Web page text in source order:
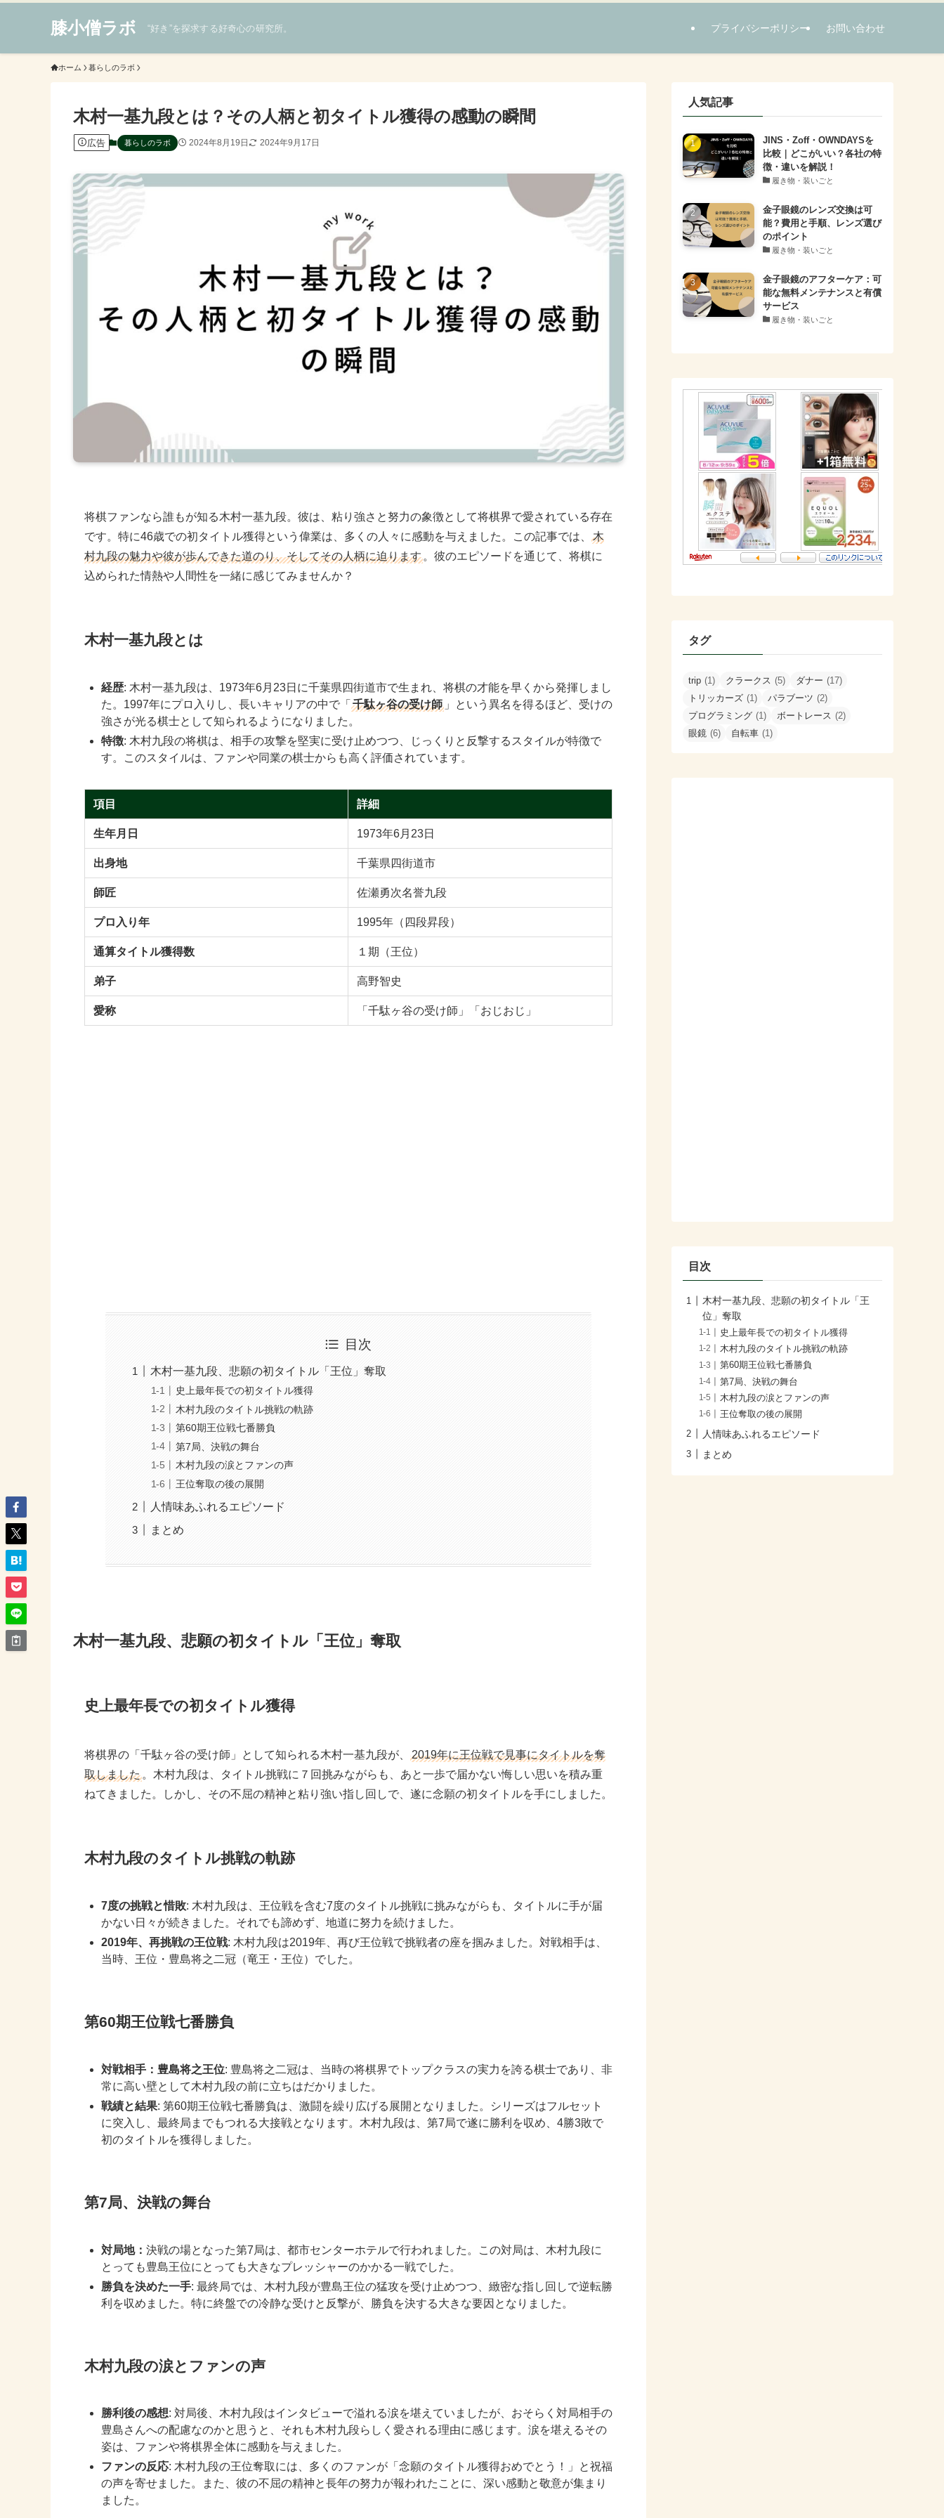
膝小僧ラボ “好き”を探求する好奇心の研究所。 プライバシーポリシー お問い合わせ
ホーム 暮らしのラボ
木村一基九段とは？その人柄と初タイトル獲得の感動の瞬間
広告 暮らしのラボ 2024年8月19日 2024年9月17日
将棋ファンなら誰もが知る木村一基九段。彼は、粘り強さと努力の象徴として将棋界で愛されている存在
です。特に46歳での初タイトル獲得という偉業は、多くの人々に感動を与えました。この記事では、
木
村九段の魅力や彼が歩んできた道のり、そしてその人柄に迫ります 。彼のエピソードを通じて、将棋に
込められた情熱や人間性を一緒に感じてみませんか？
木村一基九段とは
経歴: 木村一基九段は、1973年6月23日に千葉県四街道市で生まれ、将棋の才能を早くから発揮しまし
た。1997年にプロ入りし、長いキャリアの中で「 千駄ヶ谷の受け師 」という異名を得るほど、受けの
強さが光る棋士として知られるようになりました。
特徴: 木村九段の将棋は、相手の攻撃を堅実に受け止めつつ、じっくりと反撃するスタイルが特徴で
す。このスタイルは、ファンや同業の棋士からも高く評価されています。
項目 詳細
生年月日 1973年6月23日
出身地 千葉県四街道市
師匠 佐瀬勇次名誉九段
プロ入り年 1995年（四段昇段）
通算タイトル獲得数 １期（王位）
弟子 高野智史
愛称 「千駄ヶ谷の受け師」「おじおじ」
目次
木村一基九段、悲願の初タイトル「王位」奪取
史上最年長での初タイトル獲得
木村九段のタイトル挑戦の軌跡
第60期王位戦七番勝負
第7局、決戦の舞台
木村九段の涙とファンの声
王位奪取の後の展開
人情味あふれるエピソード
まとめ
木村一基九段、悲願の初タイトル「王位」奪取
史上最年長での初タイトル獲得
将棋界の「千駄ヶ谷の受け師」として知られる木村一基九段が、
2019年に王位戦で見事にタイトルを奪
取しました 。木村九段は、タイトル挑戦に７回挑みながらも、あと一歩で届かない悔しい思いを積み重
ねてきました。しかし、その不屈の精神と粘り強い指し回しで、遂に念願の初タイトルを手にしました。
木村九段のタイトル挑戦の軌跡
7度の挑戦と惜敗: 木村九段は、王位戦を含む7度のタイトル挑戦に挑みながらも、タイトルに手が届
かない日々が続きました。それでも諦めず、地道に努力を続けました。
2019年、再挑戦の王位戦: 木村九段は2019年、再び王位戦で挑戦者の座を掴みました。対戦相手は、
当時、王位・豊島将之二冠（竜王・王位）でした。
第60期王位戦七番勝負
対戦相手：豊島将之王位: 豊島将之二冠は、当時の将棋界でトップクラスの実力を誇る棋士であり、非
常に高い壁として木村九段の前に立ちはだかりました。
戦績と結果: 第60期王位戦七番勝負は、激闘を繰り広げる展開となりました。シリーズはフルセット
に突入し、最終局までもつれる大接戦となります。木村九段は、第7局で遂に勝利を収め、4勝3敗で
初のタイトルを獲得しました。
第7局、決戦の舞台
対局地： 決戦の場となった第7局は、都市センターホテルで行われました。この対局は、木村九段に
とっても豊島王位にとっても大きなプレッシャーのかかる一戦でした。
勝負を決めた一手: 最終局では、木村九段が豊島王位の猛攻を受け止めつつ、緻密な指し回しで逆転勝
利を収めました。特に終盤での冷静な受けと反撃が、勝負を決する大きな要因となりました。
木村九段の涙とファンの声
勝利後の感想: 対局後、木村九段はインタビューで溢れる涙を堪えていましたが、おそらく対局相手の
豊島さんへの配慮なのかと思うと、それも木村九段らしく愛される理由に感じます。涙を堪えるその
姿は、ファンや将棋界全体に感動を与えました。
ファンの反応: 木村九段の王位奪取には、多くのファンが「念願のタイトル獲得おめでとう！」と祝福
の声を寄せました。また、彼の不屈の精神と長年の努力が報われたことに、深い感動と敬意が集まり
ました。
人気記事
JINS・Zoff・OWNDAYSを
比較｜どこがいい？各社の特
徴・違いを解説！
履き物・装いごと
金子眼鏡のレンズ交換は可
能？費用と手順、レンズ選び
のポイント
履き物・装いごと
金子眼鏡のアフターケア：可
能な無料メンテナンスと有償
サービス
履き物・装いごと
タグ
trip (1) クラークス (5) ダナー (17)
トリッカーズ (1) パラブーツ (2)
プログラミング (1) ボートレース (2)
眼鏡 (6) 自転車 (1)
目次
木村一基九段、悲願の初タイトル「王
位」奪取
史上最年長での初タイトル獲得
木村九段のタイトル挑戦の軌跡
第60期王位戦七番勝負
第7局、決戦の舞台
木村九段の涙とファンの声
王位奪取の後の展開
人情味あふれるエピソード
まとめ